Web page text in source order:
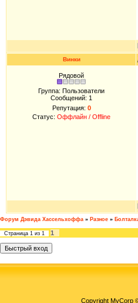
Винки
Рядовой
Группа: Пользователи
Сообщений: 1
Репутация: 0
Статус: Оффлайн / Offline
Форум Дэвида Хассельхоффа » Разное »
Страница 1 из 1 1
Copyright MyCorp